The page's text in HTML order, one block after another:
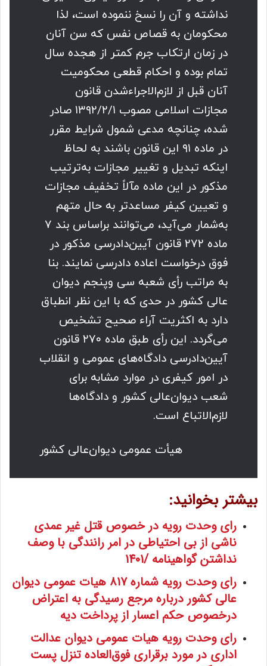
نداشته و آن را نسخ ننموده است، لذا
محکومان به قصاص نفس که سن آنان
در زمان ارتکاب جرم کمتر از هجده سال
تمام بوده و احکام قطعی محکومیت
آنان قبل از لازم‌الاجراءشدن قانون
مجازات اسلامی مصوب ۱۳۹۲/۲/۱ صادر
شده، چنانچه مدعی شمول شرایط مقرر
در ماده ۹۱ این قانون باشند به لحاظ
اینکه تبدیل و تغییر مجازات به‌ترتیب
مذکور در این ماده مآلاً تخفیف مجازات
و تعیین کیفر مساعدتر به حال متهم
به‌شمار می‌آید، می‌توانند براساس بند ۷
ماده ۲۷۲ قانون آیین‌دادرسی مذکور در
فوق درخواست اعاده دادرسی نمایند. بنا
به مراتب رأی شعبه سی وپنجم دیوان
عالی کشور در حدی که با این نظر انطباق
دارد به اکثریت آراء صحیح تشخیص
می‌گردد. این رأی طبق ماده ۲۷۰ قانون
آیین‌دادرسی دادگاه‌های عمومی و انقلاب
در امور کیفری در موارد مشابه برای
شعب دیوان‌عالی کشور و دادگاه‌ها
لازم‌الاتباع است.
هیأت عمومی دیوان‌عالی کشور
بیشتر بخوانید:
رای وحدت رویه در خصوص قتل غیر عمدی
ناشی از بی احتیاطی در امر رانندگی با وصف
نداشتن گواهینامه /1401
رای وحدت رویه شماره 817 هیات‌ عمومی دیوان
‌عالی ‌کشور درباره مرجع رسیدگی به اعتراض
درخصوص حکم اعسار از پرداخت دیه
رای وحدت رویه هیات عمومی دیوان عدالت
اداری در مورد برقراری فوق‌العاده تنزل پست